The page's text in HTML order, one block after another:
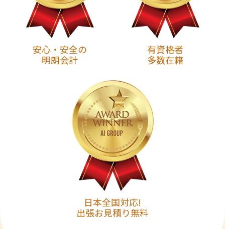
安心・安全の
明朗会計
有資格者
多数在籍
日本全国対応!
出張お見積り無料